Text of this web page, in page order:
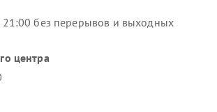
без перерывов и выходных
центра